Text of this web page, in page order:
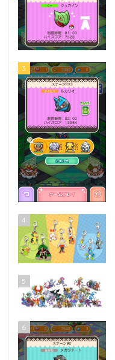
3
4
5
6